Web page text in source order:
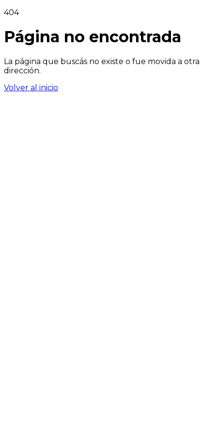
404
Página no encontrada
La página que buscás no existe o fue movida a otra
dirección.
Volver al inicio